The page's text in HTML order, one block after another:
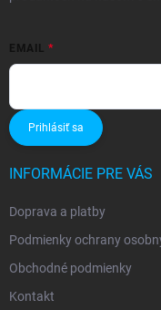
EMAIL
Prihlásiť sa
INFORMÁCIE PRE VÁS
Doprava a platby
Podmienky ochrany
Obchodné podmienky
Kontakt